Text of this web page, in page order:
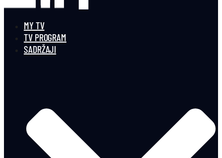
MY TV
TV PROGRAM
SADRŽAJI